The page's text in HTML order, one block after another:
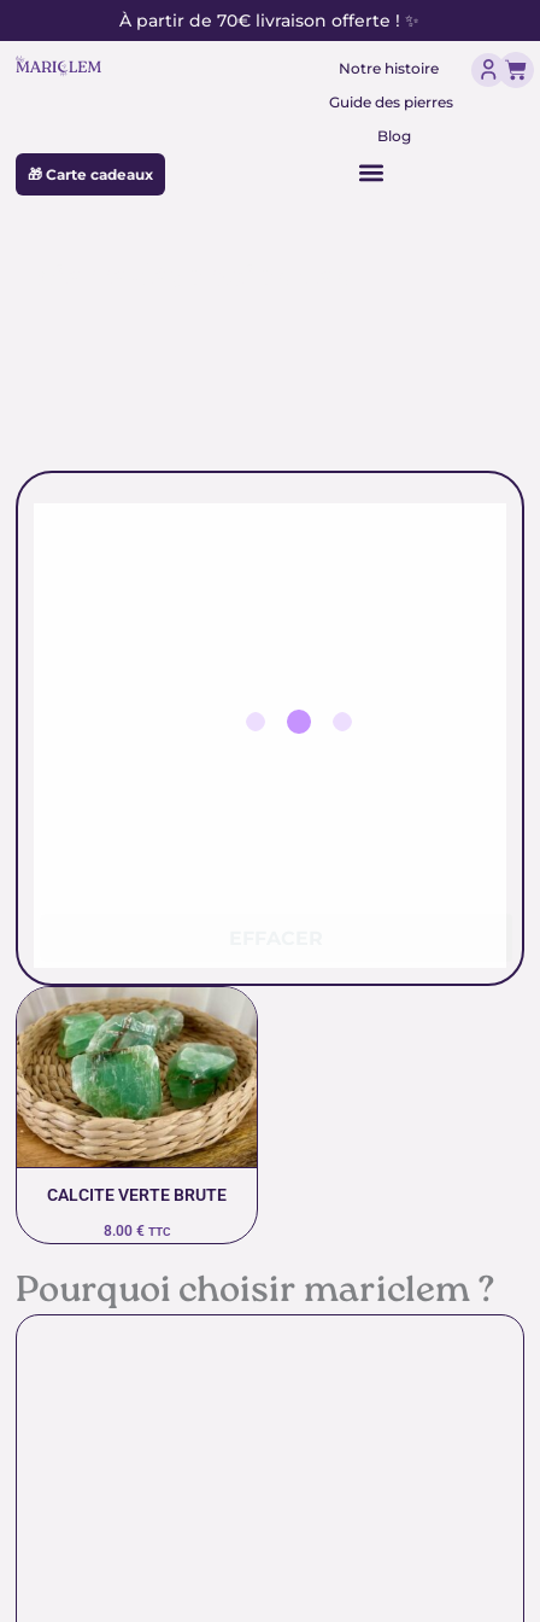
au
contenu
À partir de 70€ livraison offerte ! ✨
Notre histoire
Guide des pierres
Blog
🎁 Carte cadeaux
CALCITE VERTE BRUTE
8.00 € TTC
Pourquoi choisir mariclem ?